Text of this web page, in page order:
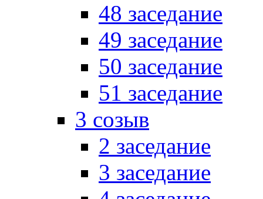
48 заседание
49 заседание
50 заседание
51 заседание
3 созыв
2 заседание
3 заседание